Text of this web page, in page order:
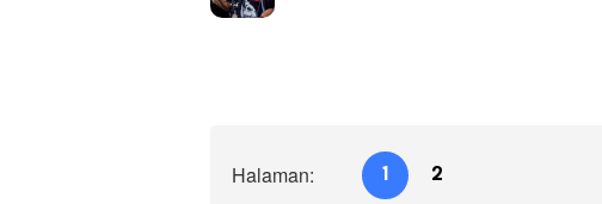
Halaman: 1 2